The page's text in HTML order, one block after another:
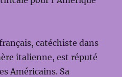
catéchiste dans
italienne, est réputé
Américains. Sa